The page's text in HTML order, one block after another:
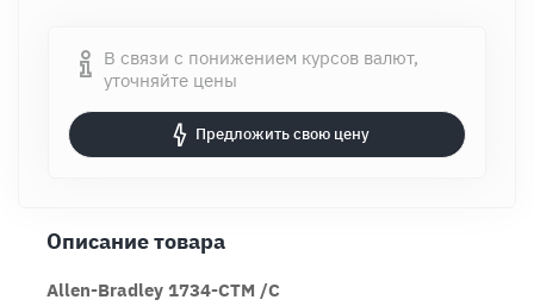
В связи с понижением курсов валют,
уточняйте цены
Предложить свою цену
Описание товара
Allen-Bradley 1734-CTM /C